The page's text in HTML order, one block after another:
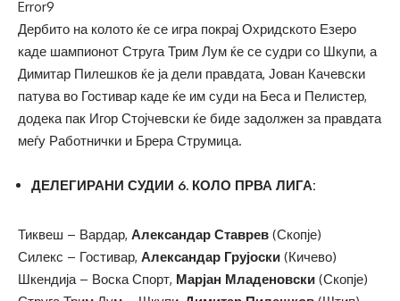
Error9
Дербито на колото ќе се игра покрај Охридското Езеро
каде шампионот Струга Трим Лум ќе се судри со Шкупи, а
Димитар Пилешков ќе ја дели правдата, Јован Качевски
патува во Гостивар каде ќе им суди на Беса и Пелистер,
додека пак Игор Стојчевски ќе биде задолжен за правдата
меѓу Работнички и Брера Струмица.
ДЕЛЕГИРАНИ СУДИИ 6. КОЛО ПРВА ЛИГА:
Тиквеш – Вардар, Александар Ставрев (Скопје)
Силекс – Гостивар, Александар Грујоски (Кичево)
Шкендија – Воска Спорт, Марјан Младеновски (Скопје)